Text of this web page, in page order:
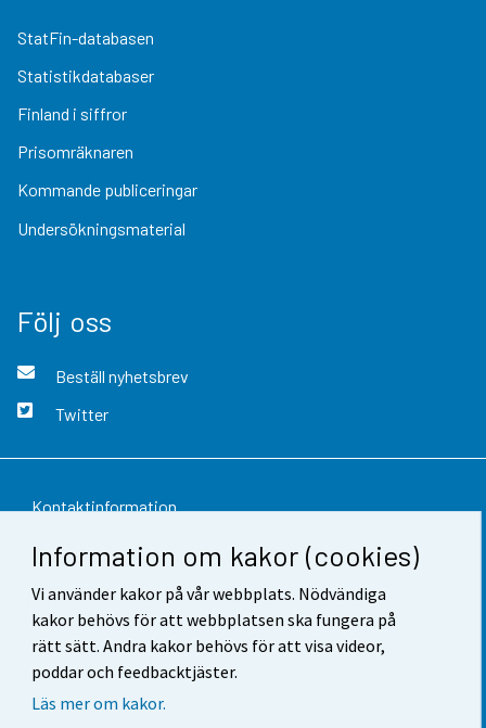
Information om kakor (cookies)
Vi använder kakor på vår webbplats. Nödvändiga
kakor behövs för att webbplatsen ska fungera på
rätt sätt. Andra kakor behövs för att visa videor,
poddar och feedbacktjäster.
Läs mer om kakor.
StatFin-databasen
Statistikdatabaser
Finland i siffror
Prisomräknaren
Kommande publiceringar
Undersökningsmaterial
Följ oss
Beställ nyhetsbrev
Twitter
Kontaktinformation
Respons
Användarvillkor
Dataskydd
Tillgänglighet